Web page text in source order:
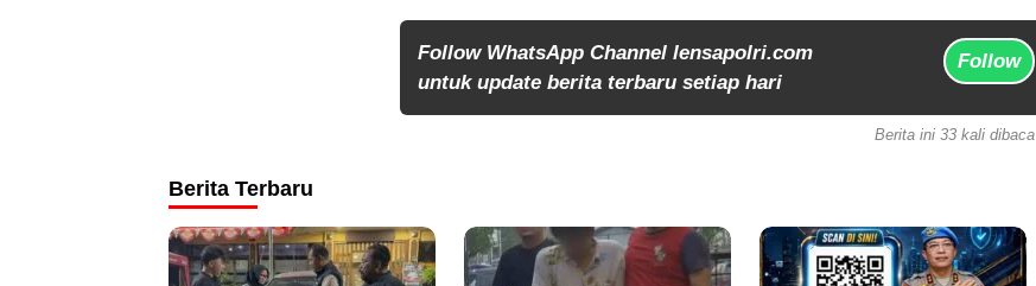
Follow WhatsApp Channel lensapolri.com
untuk update berita terbaru setiap hari
Follow
Berita ini 33 kali dibaca
Berita Terbaru